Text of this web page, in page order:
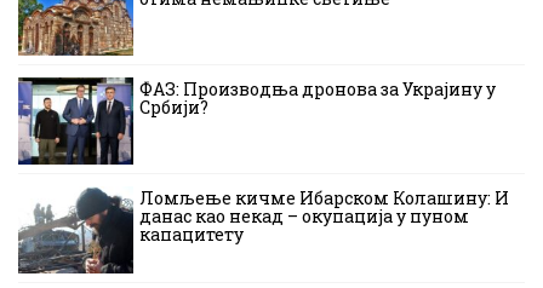
ФАЗ: Производња дронова за Украјину у
Србији?
Ломљење кичме Ибарском Колашину: И
данас као некад – окупација у пуном
капацитету